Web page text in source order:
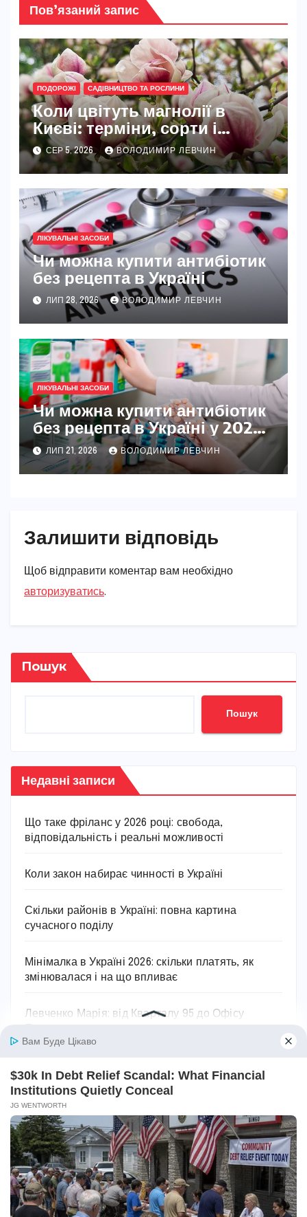
Пов’язаний запис
ПОДОРОЖІ САДІВНИЦТВО ТА РОСЛИНИ
Коли цвітуть магнолії в
Києві: терміни, сорти і
найкращі місця
СЕР 5, 2026 ВОЛОДИМИР ЛЕВЧИН
ЛІКУВАЛЬНІ ЗАСОБИ
Чи можна купити антибіотик
без рецепта в Україні
ЛИП 28, 2026 ВОЛОДИМИР ЛЕВЧИН
ЛІКУВАЛЬНІ ЗАСОБИ
Чи можна купити антибіотик
без рецепта в Україні у 2026
році
ЛИП 21, 2026 ВОЛОДИМИР ЛЕВЧИН
Залишити відповідь
Щоб відправити коментар вам необхідно
авторизуватись.
Пошук
Пошук
Недавні записи
Що таке фріланс у 2026 році: свобода,
відповідальність і реальні можливості
Коли закон набирає чинності в Україні
Скільки районів в Україні: повна картина
сучасного поділу
Мінімалка в Україні 2026: скільки платять, як
змінювалася і на що впливає
Левченко Марія: від Кварталу 95 до Офісу
Останні коментарі
Ольгадо
Як лікувати пієлонефрит в домашніх
умовах: вичерпний посібник
МарiядоЯк проявляється цистит: основні
симптоми та ознаки захворювання